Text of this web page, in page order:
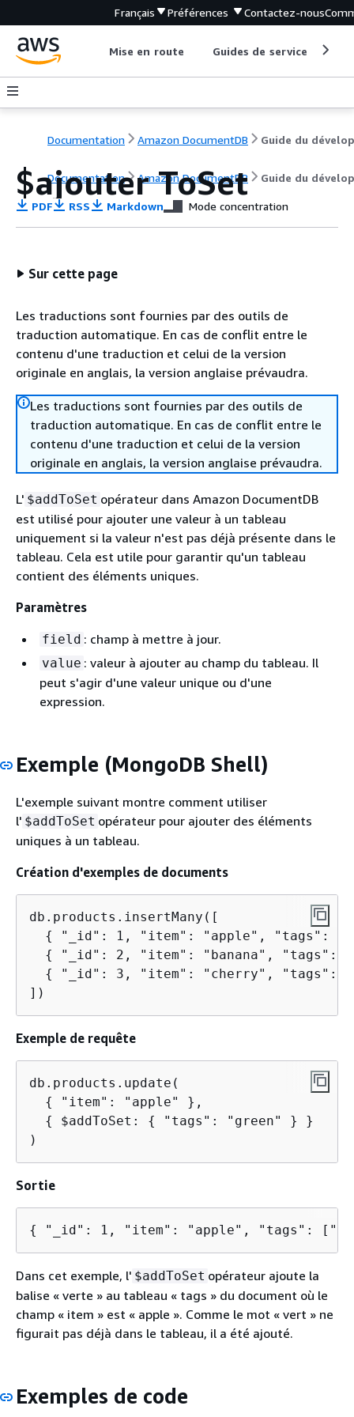
Français Préférences Contactez-nous
Mise en route Guides de service
Documentation Amazon DocumentDB
Documentation Amazon DocumentDB Guide du
$ajouter ToSet
PDF RSS Markdown Mode concentration
Sur cette page
Les traductions sont fournies par des outils de
traduction automatique. En cas de conflit entre le
contenu d'une traduction et celui de la version
originale en anglais, la version anglaise prévaudra.
Les traductions sont fournies par des outils de
traduction automatique. En cas de conflit entre le
contenu d'une traduction et celui de la version
originale en anglais, la version anglaise prévaudra.
L' $addToSet opérateur dans Amazon DocumentDB
est utilisé pour ajouter une valeur à un tableau
uniquement si la valeur n'est pas déjà présente dans le
tableau. Cela est utile pour garantir qu'un tableau
contient des éléments uniques.
Paramètres
field : champ à mettre à jour.
value : valeur à ajouter au champ du tableau. Il
peut s'agir d'une valeur unique ou d'une
expression.
Exemple (MongoDB Shell)
L'exemple suivant montre comment utiliser
l' $addToSet opérateur pour ajouter des éléments
uniques à un tableau.
Création d'exemples de documents
db.products.insertMany([
{
"_id": 1, "item": "apple", "tags":
{
"_id": 2, "item": "banana",
{
"_id": 3, "item": "cherry",
])
Exemple de requête
db.products.update(
{
"item": "apple" },
{
$addToSet: {
"tags": "green" } }
)
Sortie
{ "_id": 1, "item": "apple", "tags":
Dans cet exemple, l' $addToSet opérateur ajoute la
balise « verte » au tableau « tags » du document où le
champ « item » est « apple ». Comme le mot « vert » ne
figurait pas déjà dans le tableau, il a été ajouté.
Exemples de code